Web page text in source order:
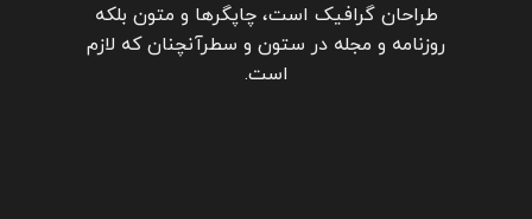
طراحان گرافیک است، چاپگرها و متون بلکه
روزنامه و مجله در ستون و سطرآنچنان که لازم
است.